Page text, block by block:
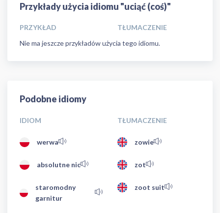
Przykłady użycia idiomu "uciąć (coś)"
PRZYKŁAD
TŁUMACZENIE
Nie ma jeszcze przykładów użycia tego idiomu.
Podobne idiomy
IDIOM TŁUMACZENIE
werwa zowie
absolutne nic zot
staromodny
garnitur
zoot suit